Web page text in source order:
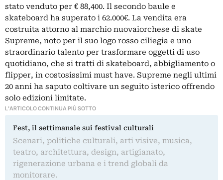
stato venduto per € 88,400. Il secondo baule e
skateboard ha superato i 62.000€. La vendita era
costruita attorno al marchio nuovaiorchese di skate
Supreme, noto per il suo logo rosso ciliegia e uno
straordinario talento per trasformare oggetti di uso
quotidiano, che si tratti di skateboard, abbigliamento o
flipper, in costosissimi must have. Supreme negli ultimi
20 anni ha saputo coltivare un seguito isterico offrendo
solo edizioni limitate.
L'ARTICOLO CONTINUA PIÙ SOTTO
Fest, il settimanale sui festival culturali
Scenari, politiche culturali, arti visive, musica,
teatro, architettura, design, artigianato,
rigenerazione urbana e i trend globali da
monitorare.